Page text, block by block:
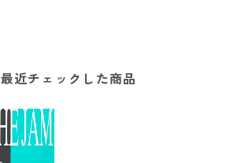
最近チェックした商品